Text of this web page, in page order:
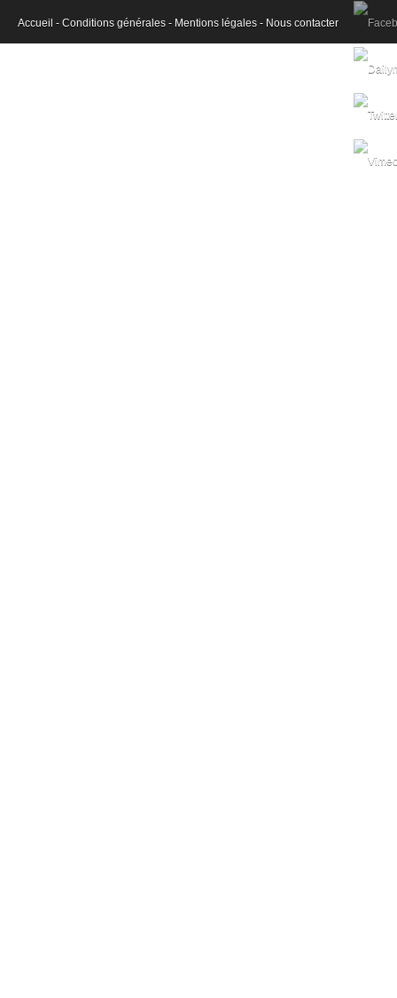
Accueil - Conditions générales - Mentions légales - Nous contacter